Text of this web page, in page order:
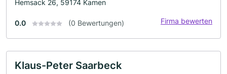
Hemsack 26, 59174 Kamen
0.0 (0 Bewertungen) Firma bewerten
Klaus-Peter Saarbeck